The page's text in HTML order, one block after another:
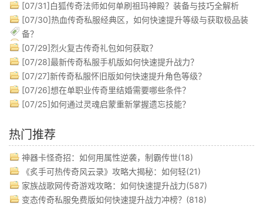
[07/31]白狐传奇法师如何单刷祖玛神殿？装备与技巧全解析
[07/30]热血传奇私服经典区，如何快速提升等级与获取极品装
备？
[07/29]烈火复古传奇礼包如何获取？
[07/28]最新传奇私服手机版如何快速提升战力？
[07/27]新传奇私服怀旧版如何快速提升角色等级？
[07/26]想在单职业传奇里结婚需要哪些条件？
[07/25]如何通过灵魂启蒙重新掌握遗忘技能？
热门推荐
神器卡怪奇招：如何用属性逆袭，制霸传世(18)
《炙手可热传奇风云录》攻略大揭秘：如何轻(21)
家族战歌网传奇游戏攻略：如何快速提升战力(587)
变态传奇私服免费版如何快速提升战力冲榜？(818)